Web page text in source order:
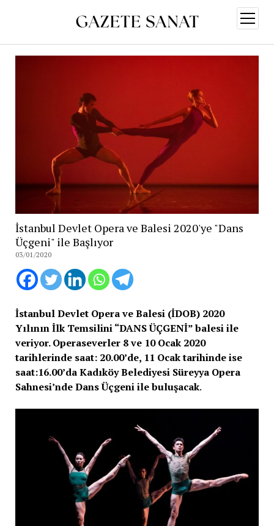
aç
İstanbul Devlet Opera ve Balesi 2020'ye "Dans
Üçgeni" ile Başlıyor
03/01/2020
İstanbul Devlet Opera ve Balesi (İDOB) 2020
Yılının İlk Temsilini “DANS ÜÇGENİ” balesi ile
veriyor. Operaseverler 8 ve 10 Ocak 2020
tarihlerinde saat: 20.00’de, 11 Ocak tarihinde ise
saat:16.00’da Kadıköy Belediyesi Süreyya Opera
Sahnesi’nde Dans Üçgeni ile buluşacak.